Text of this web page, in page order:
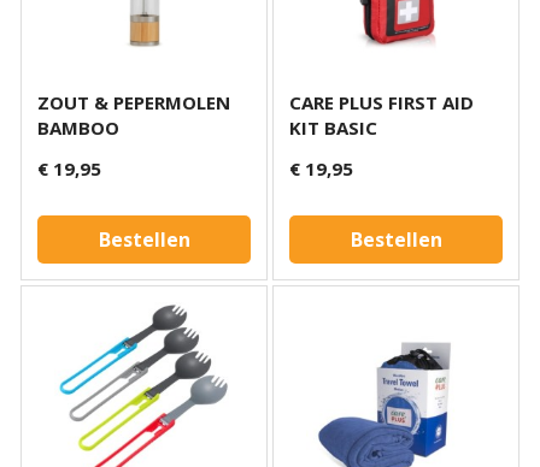
ZOUT & PEPERMOLEN
BAMBOO
€ 19,95
Bestellen
CARE PLUS FIRST AID
KIT BASIC
€ 19,95
Bestellen